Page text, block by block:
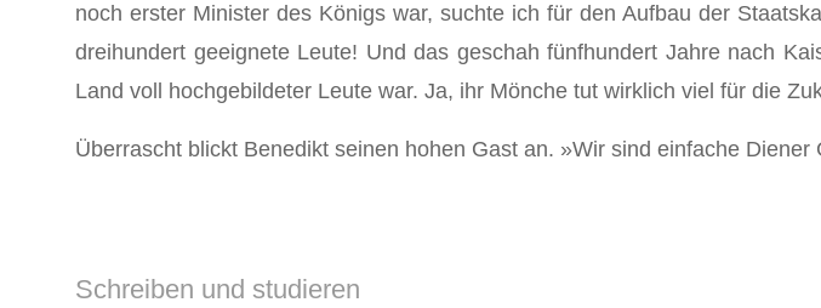
noch erster Minister des Königs war, suchte ich für den Aufbau der
dreihundert geeignete Leute! Und das geschah fünfhundert Jahre nach
Land voll hochgebildeter Leute war. Ja, ihr Mönche tut wirk­lich viel für die
Überrascht blickt Benedikt seinen hohen Gast an. »Wir sind einfache Diener
Schreiben und studieren